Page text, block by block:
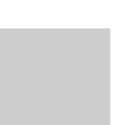
इसके बाद मामले में
तो आयशा नूरी और
आधार पर आयशा और